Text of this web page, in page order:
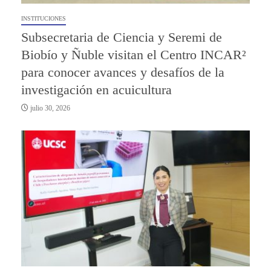
INSTITUCIONES
Subsecretaria de Ciencia y Seremi de
Biobío y Ñuble visitan el Centro INCAR²
para conocer avances y desafíos de la
investigación en acuicultura
julio 30, 2026